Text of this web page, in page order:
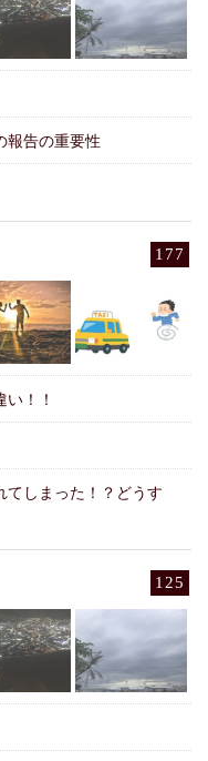
報告の重要性
177
！！
てしまった！？どうす
125